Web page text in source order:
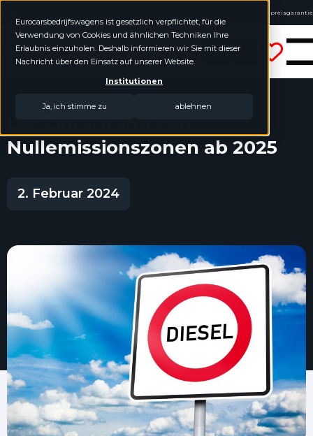
Eurocarsbedrijfswagens ist gesetzlich verpflichtet, für die
Verwendung von Cookies und ähnlichen Techniken Ihre
Erlaubnis einzuholen. Deshalb informieren wir Sie mit dieser
Nachricht über den Einsatz auf unserer Website.
Institutionen
Ja, ich stimme zu ablehnen
Bestpreisgarantie
Online kaufen, Geld-zurück-Garantie
Keine Jahreszahlen geordnet
Eurocars Nutzfahrzeuge
Nullemissionszonen ab 2025
2. Februar 2024